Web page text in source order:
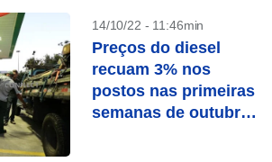
14/10/22 - 11:46min
Preços do diesel
recuam 3% nos
postos nas primeiras
semanas de outubro,